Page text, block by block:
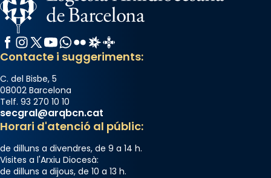
Facebook
Instagram
X / Twitter
YouTube
WhatsApp
FlickrRadio Estel
Catalunya Cristiana
Contacte i suggeriments:
C. del Bisbe, 5
08002 Barcelona
Telf. 93 270 10 10
secgral@arqbcn.cat
Horari d'atenció al públic:
de dilluns a divendres, de 9 a 14 h.
Visites a l'Arxiu Diocesà:
de dilluns a dijous, de 10 a 13 h.